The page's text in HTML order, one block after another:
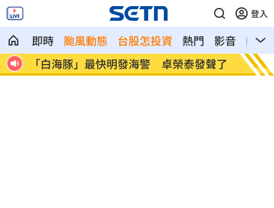
登入
即時 颱風動態 台股怎投資 熱門 影音
熱搜
了
李棟旭拍裸露戲拚了 戒酒半年狂操肌肉
慈
警